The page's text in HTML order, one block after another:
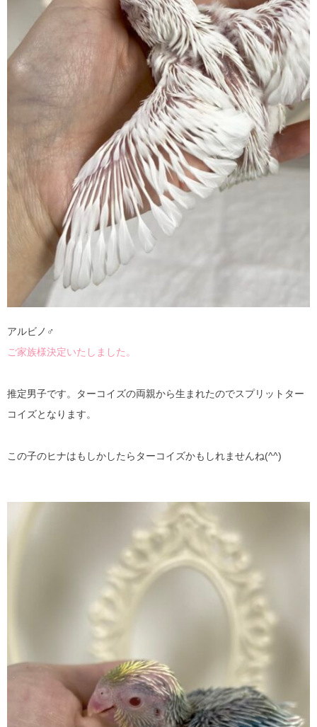
アルビノ♂
ご家族様決定いたしました。
推定男子です。ターコイズの両親から生まれたのでスプリットター
コイズとなります。
この子のヒナはもしかしたらターコイズかもしれませんね(^^)